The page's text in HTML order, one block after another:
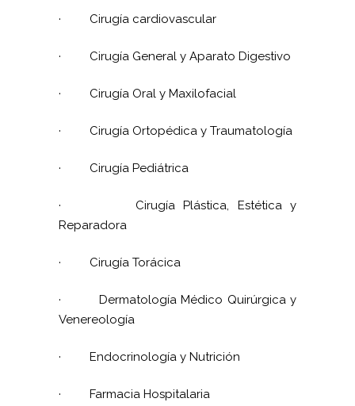
· Cirugía cardiovascular
· Cirugía General y Aparato Digestivo
· Cirugía Oral y Maxilofacial
· Cirugía Ortopédica y Traumatología
· Cirugía Pediátrica
·
Cirugía Plástica, Estética y
Reparadora
· Cirugía Torácica
·
Dermatología Médico Quirúrgica y
Venereología
· Endocrinología y Nutrición
· Farmacia Hospitalaria